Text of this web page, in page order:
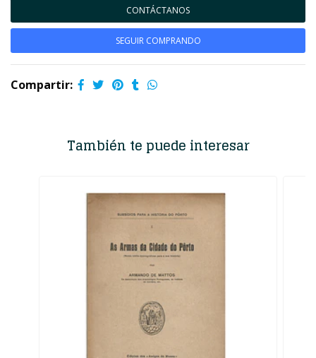
CONTÁCTANOS
SEGUIR COMPRANDO
Compartir:
También te puede interesar